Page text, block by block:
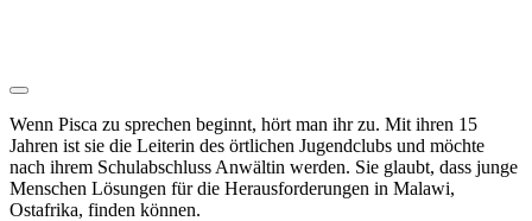
Wenn Pisca zu sprechen beginnt, hört man ihr zu. Mit ihren 15
Jahren ist sie die Leiterin des örtlichen Jugendclubs und möchte
nach ihrem Schulabschluss Anwältin werden. Sie glaubt, dass junge
Menschen Lösungen für die Herausforderungen in Malawi,
Ostafrika, finden können.